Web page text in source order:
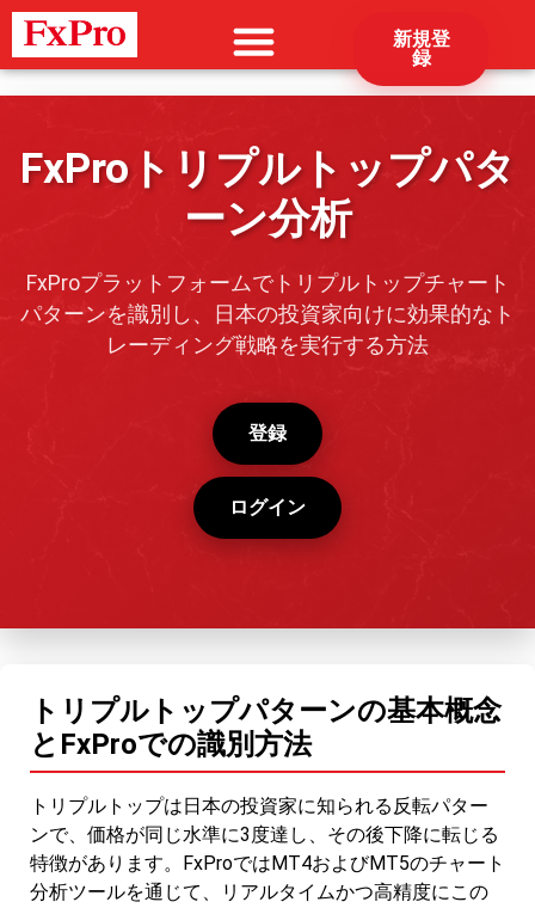
新規登
録
FxProトリプルトップパタ
ーン分析
FxProプラットフォームでトリプルトップチャート
パターンを識別し、日本の投資家向けに効果的なト
レーディング戦略を実行する方法
登録
ログイン
トリプルトップパターンの基本概念
とFxProでの識別方法
トリプルトップは日本の投資家に知られる反転パター
ンで、価格が同じ水準に3度達し、その後下降に転じる
特徴があります。FxProではMT4およびMT5のチャート
分析ツールを通じて、リアルタイムかつ高精度にこの